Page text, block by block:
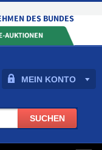
MEIN KONTO